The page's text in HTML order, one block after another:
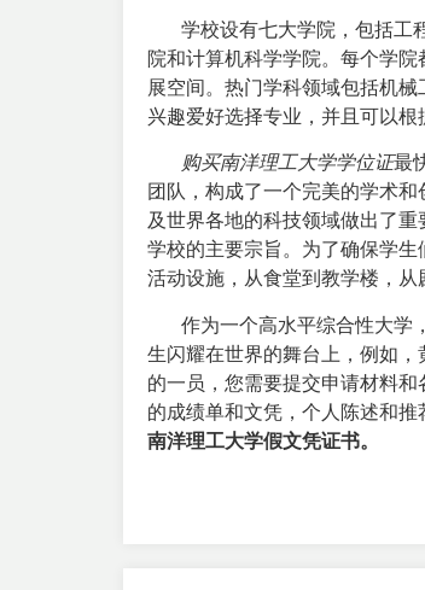
学校设有七大学院，包括工程
院和计算机科学学院。每个学
展空间。热门学科领域包括机
兴趣爱好选择专业，并且可以根
购买南洋理工大学学位证最
团队，构成了一个完美的学术
及世界各地的科技领域做出了
学校的主要宗旨。为了确保学
活动设施，从食堂到教学楼，从
作为一个高水平综合性大学，
生闪耀在世界的舞台上，例如
的一员，您需要提交申请材料
的成绩单和文凭，个人陈述和推
南洋理工大学假文凭证书。